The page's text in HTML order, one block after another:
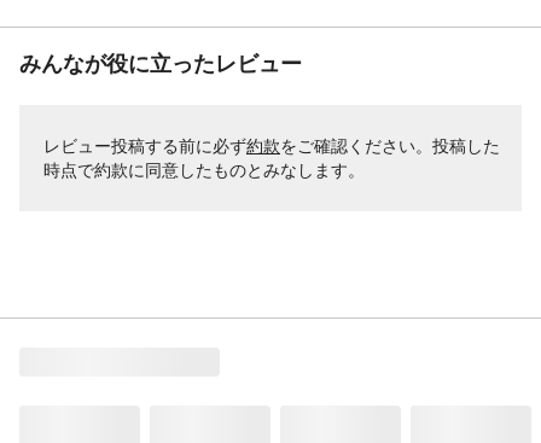
みんなが役に立ったレビュー
レビュー投稿する前に必ず約款をご確認ください。投稿した
時点で約款に同意したものとみなします。